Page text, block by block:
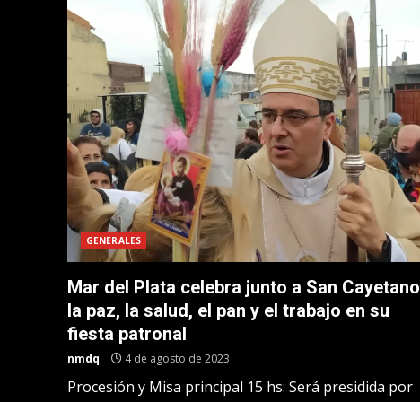
GENERALES
Mar del Plata celebra junto a San Cayetano
la paz, la salud, el pan y el trabajo en su
fiesta patronal
nmdq 4 de agosto de 2023
Procesión y Misa principal 15 hs: Será presidida por